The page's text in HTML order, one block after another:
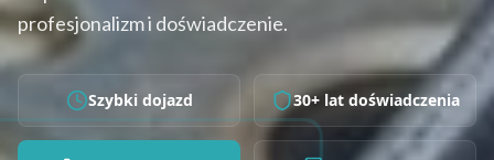
profesjonalizm i doświadczenie.
Szybki dojazd 30+ lat doświadczenia